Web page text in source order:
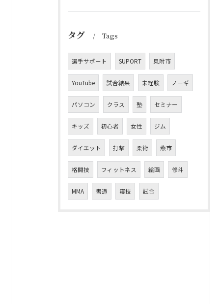
タグ Tags
選手サポート SUPORT 見附市
YouTube 試合結果 未経験 ノーギ
パソコン クラス 塾 セミナー
キッズ 初心者 女性 ジム
ダイエット 打撃 柔術 燕市
格闘技 フィットネス 絵画 修斗
MMA 書道 寝技 試合